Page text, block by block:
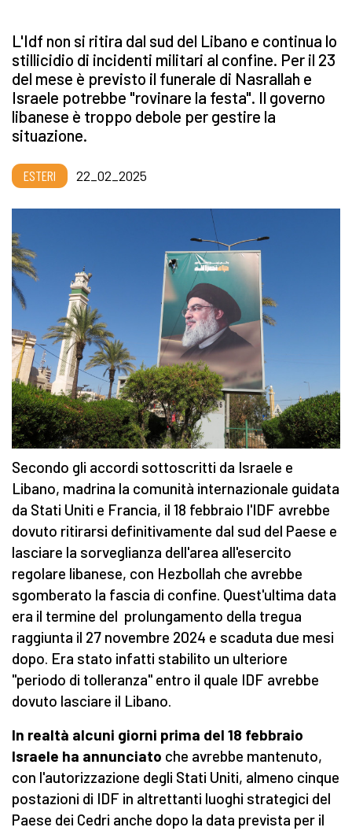
L'Idf non si ritira dal sud del Libano e continua lo
stillicidio di incidenti militari al confine. Per il 23
del mese è previsto il funerale di Nasrallah e
Israele potrebbe "rovinare la festa". Il governo
libanese è troppo debole per gestire la
situazione.
ESTERI 22_02_2025
Secondo gli accordi sottoscritti da Israele e
Libano, madrina la comunità internazionale guidata
da Stati Uniti e Francia, il 18 febbraio l'IDF avrebbe
dovuto ritirarsi definitivamente dal sud del Paese e
lasciare la sorveglianza dell'area all'esercito
regolare libanese, con Hezbollah che avrebbe
sgomberato la fascia di confine. Quest'ultima data
era il termine del prolungamento della tregua
raggiunta il 27 novembre 2024 e scaduta due mesi
dopo. Era stato infatti stabilito un ulteriore
"periodo di tolleranza" entro il quale IDF avrebbe
dovuto lasciare il Libano.
In realtà alcuni giorni prima del 18 febbraio
Israele ha annunciato che avrebbe mantenuto,
con l'autorizzazione degli Stati Uniti, almeno cinque
postazioni di IDF in altrettanti luoghi strategici del
Paese dei Cedri anche dopo la data prevista per il